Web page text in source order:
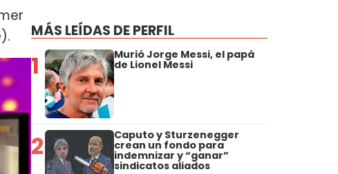
MÁS LEÍDAS DE PERFIL
1 Murió Jorge Messi, el papá
de Lionel Messi
2 Caputo y Sturzenegger
crean un fondo para
indemnizar y “ganar”
sindicatos aliados